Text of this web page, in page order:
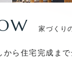
家づくり
から住宅完成ま